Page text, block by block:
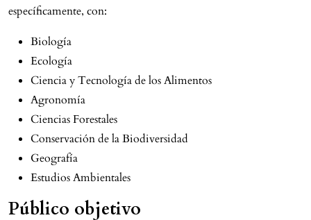
específicamente, con:
Biología
Ecología
Ciencia y Tecnología de los Alimentos
Agronomía
Ciencias Forestales
Conservación de la Biodiversidad
Geografía
Estudios Ambientales
Público objetivo